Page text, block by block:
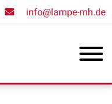
info@lampe-mh.de